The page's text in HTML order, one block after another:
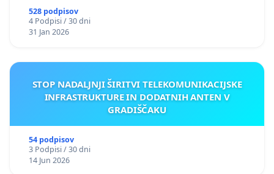
528 podpisov
4 Podpisi / 30 dni
31 Jan 2026
STOP NADALJNJI ŠIRITVI TELEKOMUNIKACIJSKE
INFRASTRUKTURE IN DODATNIH ANTEN V
GRADIŠČAKU
54 podpisov
3 Podpisi / 30 dni
14 Jun 2026